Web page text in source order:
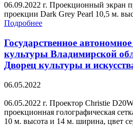
06.09.2022 г. Проекционный экран
проекции Dark Grey Pearl 10,5 м.
Подробнее
Государственное
культуры Владимирской
Дворец культуры и
06.05.2022
06.05.2022 г. Проектор Christie
проекционная голографическая
10 м. высота и 14 м. ширина, цвет